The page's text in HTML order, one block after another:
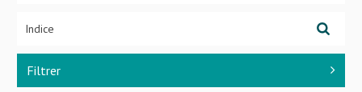
Filtrer